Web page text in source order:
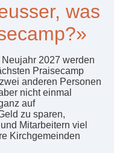
was
2027 werden
Praisecamp
anderen Personen
nicht einmal
auf
zu sparen,
Mitarbeitern viel
Kirchgemeinden